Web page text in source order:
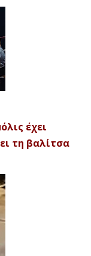
έχει
τη βαλίτσα